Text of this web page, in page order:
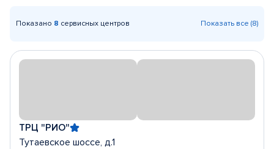
Показано 8 сервисных центров Показать все (8)
ТРЦ "РИО"
Тутаевское шоссе, д.1